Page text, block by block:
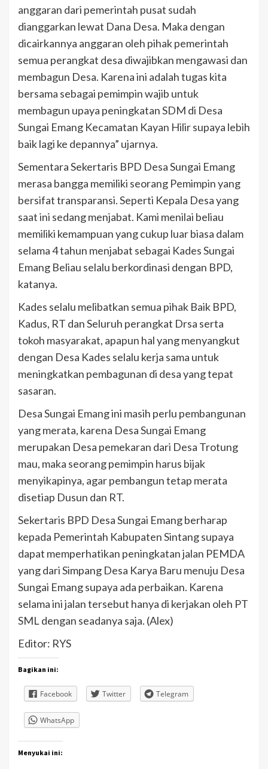
anggaran dari pemerintah pusat sudah
dianggarkan lewat Dana Desa. Maka dengan
dicairkannya anggaran oleh pihak pemerintah
semua perangkat desa diwajibkan mengawasi dan
membagun Desa. Karena ini adalah tugas kita
bersama sebagai pemimpin wajib untuk
membagun upaya peningkatan SDM di Desa
Sungai Emang Kecamatan Kayan Hilir supaya lebih
baik lagi ke depannya” ujarnya.
Sementara Sekertaris BPD Desa Sungai Emang
merasa bangga memiliki seorang Pemimpin yang
bersifat transparansi. Seperti Kepala Desa yang
saat ini sedang menjabat. Kami menilai beliau
memiliki kemampuan yang cukup luar biasa dalam
selama 4 tahun menjabat sebagai Kades Sungai
Emang Beliau selalu berkordinasi dengan BPD,
katanya.
Kades selalu melibatkan semua pihak Baik BPD,
Kadus, RT dan Seluruh perangkat Drsa serta
tokoh masyarakat, apapun hal yang menyangkut
dengan Desa Kades selalu kerja sama untuk
meningkatkan pembagunan di desa yang tepat
sasaran.
Desa Sungai Emang ini masih perlu pembangunan
yang merata, karena Desa Sungai Emang
merupakan Desa pemekaran dari Desa Trotung
mau, maka seorang pemimpin harus bijak
menyikapinya, agar pembangun tetap merata
disetiap Dusun dan RT.
Sekertaris BPD Desa Sungai Emang berharap
kepada Pemerintah Kabupaten Sintang supaya
dapat memperhatikan peningkatan jalan PEMDA
yang dari Simpang Desa Karya Baru menuju Desa
Sungai Emang supaya ada perbaikan. Karena
selama ini jalan tersebut hanya di kerjakan oleh PT
SML dengan seadanya saja. (Alex)
Editor: RYS
Bagikan ini:
Facebook Twitter Telegram
WhatsApp
Menyukai ini: